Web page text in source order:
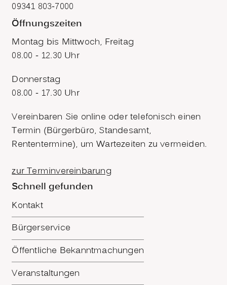
09341 803-7000
Öffnungszeiten
Montag bis Mittwoch, Freitag
08.00 - 12.30 Uhr
Donnerstag
08.00 - 17.30 Uhr
Vereinbaren Sie online oder telefonisch einen
Termin (Bürgerbüro, Standesamt,
Rententermine), um Wartezeiten zu vermeiden.
zur Terminvereinbarung
Schnell gefunden
Kontakt
Bürgerservice
Öffentliche Bekanntmachungen
Veranstaltungen